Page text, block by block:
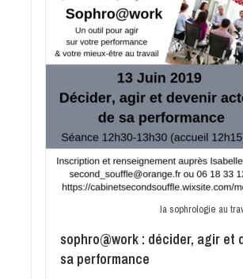
la sophrologie au
sophro@work : décider, agir et
sa performance